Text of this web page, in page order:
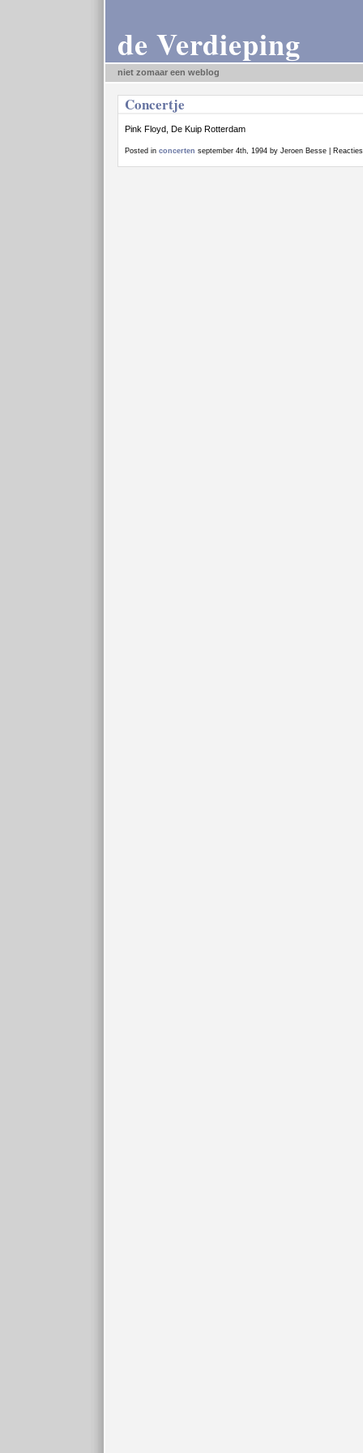
de Verdieping
niet zomaar een weblog
Concertje
Pink Floyd, De Kuip Rotterdam
Posted in concerten september 4th, 1994 by Jeroen Besse |